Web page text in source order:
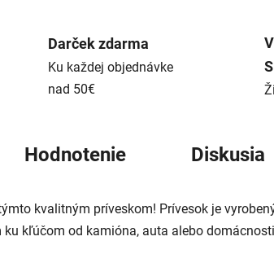
Darček zdarma
Ku každej objednávke
nad 50€
Hodnotenie Diskusia
kvalitným príveskom! Prívesok je
kľúčom od kamióna, auta alebo